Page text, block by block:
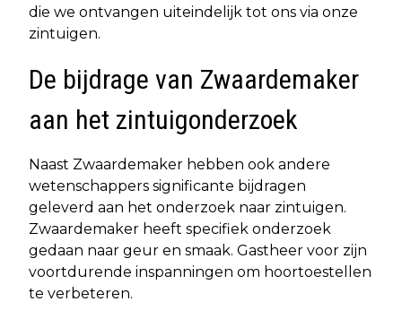
die we ontvangen uiteindelijk tot ons via onze
zintuigen.
De bijdrage van Zwaardemaker
aan het zintuigonderzoek
Naast Zwaardemaker hebben ook andere
wetenschappers significante bijdragen
geleverd aan het onderzoek naar zintuigen.
Zwaardemaker heeft specifiek onderzoek
gedaan naar geur en smaak. Gastheer voor zijn
voortdurende inspanningen om hoortoestellen
te verbeteren.